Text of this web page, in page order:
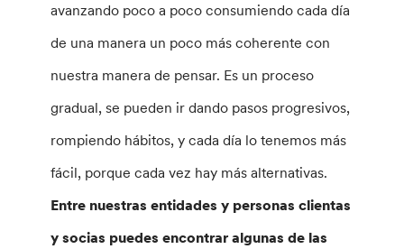
avanzando poco a poco consumiendo cada día
de una manera un poco más coherente con
nuestra manera de pensar. Es un proceso
gradual, se pueden ir dando pasos progresivos,
rompiendo hábitos, y cada día lo tenemos más
fácil, porque cada vez hay más alternativas.
Entre nuestras entidades y personas clientas
y socias puedes encontrar algunas de las